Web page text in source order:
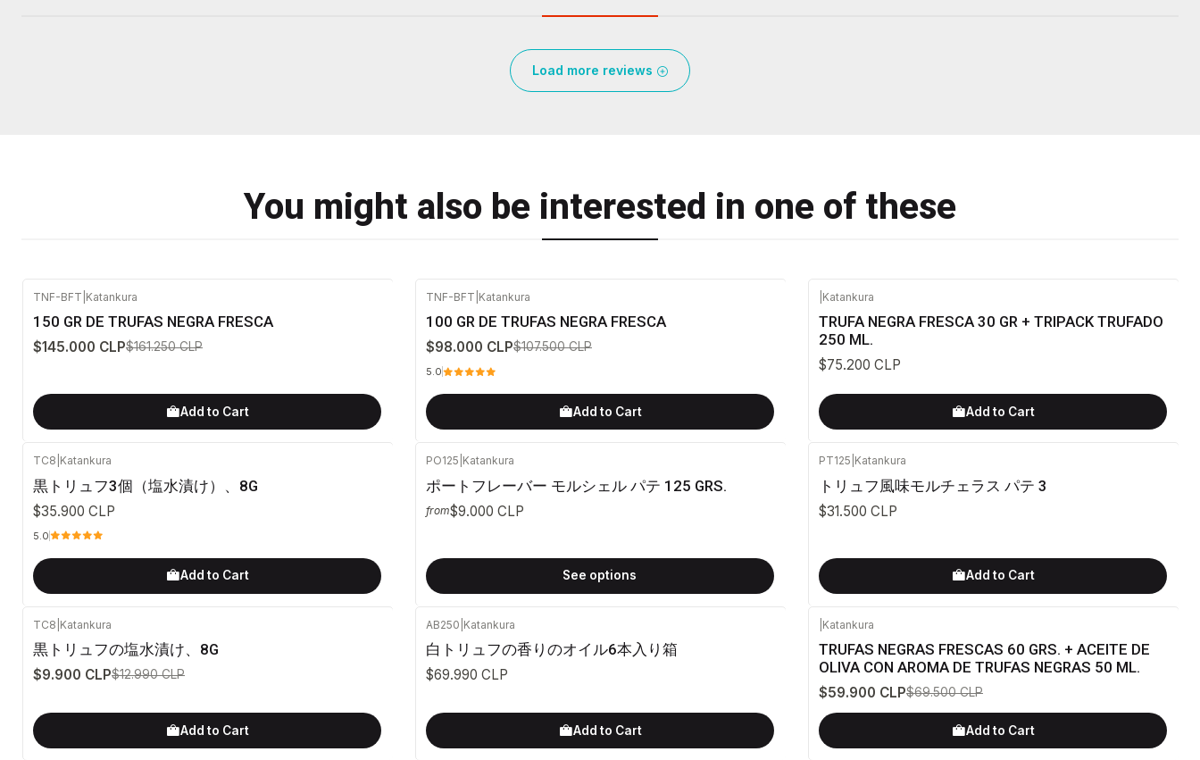
Load more reviews
You might also be interested in one of these
TNF-BFT Katankura
150 GR DE TRUFAS NEGRA FRESCA
$145.000 CLP$161.250 CLP
Add to Cart
TNF-BFT Katankura
100 GR DE TRUFAS NEGRA FRESCA
$98.000 CLP$107.500 CLP
5.0
Add to Cart
Katankura
TRUFA NEGRA FRESCA 30 GR + TRIPACK TRUFADO
250 ML.
$75.200 CLP
Add to Cart
TC8 Katankura
黒トリュフ3個（塩水漬け）、8G
$35.900 CLP
5.0
Add to Cart
PO125 Katankura
ポートフレーバー モルシェル パテ 125 GRS.
from$9.000 CLP
See options
PT125 Katankura
トリュフ風味モルチェラス パテ 3
$31.500 CLP
Add to Cart
TC8 Katankura
黒トリュフの塩水漬け、8G
$9.900 CLP$12.990 CLP
Add to Cart
AB250 Katankura
白トリュフの香りのオイル6本入り箱
$69.990 CLP
Add to Cart
Katankura
TRUFAS NEGRAS FRESCAS 60 GRS. + ACEITE DE
OLIVA CON AROMA DE TRUFAS NEGRAS 50 ML.
$59.900 CLP$69.500 CLP
Add to Cart